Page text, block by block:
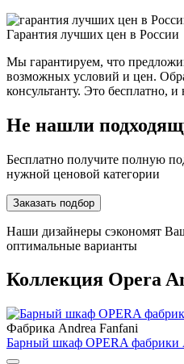
Гарантия лучших цен в России
Мы гарантируем, что
возможных условий и цен.
консультанту. Это бесплатно,
Не нашли
Бесплатно получите полную
нужной ценовой категории
Заказать подбор
Наши дизайнеры сэкономят
оптимальные варианты
Коллекция Opera
Фабрика Andrea Fanfani
Барный шкаф OPERA фабрики